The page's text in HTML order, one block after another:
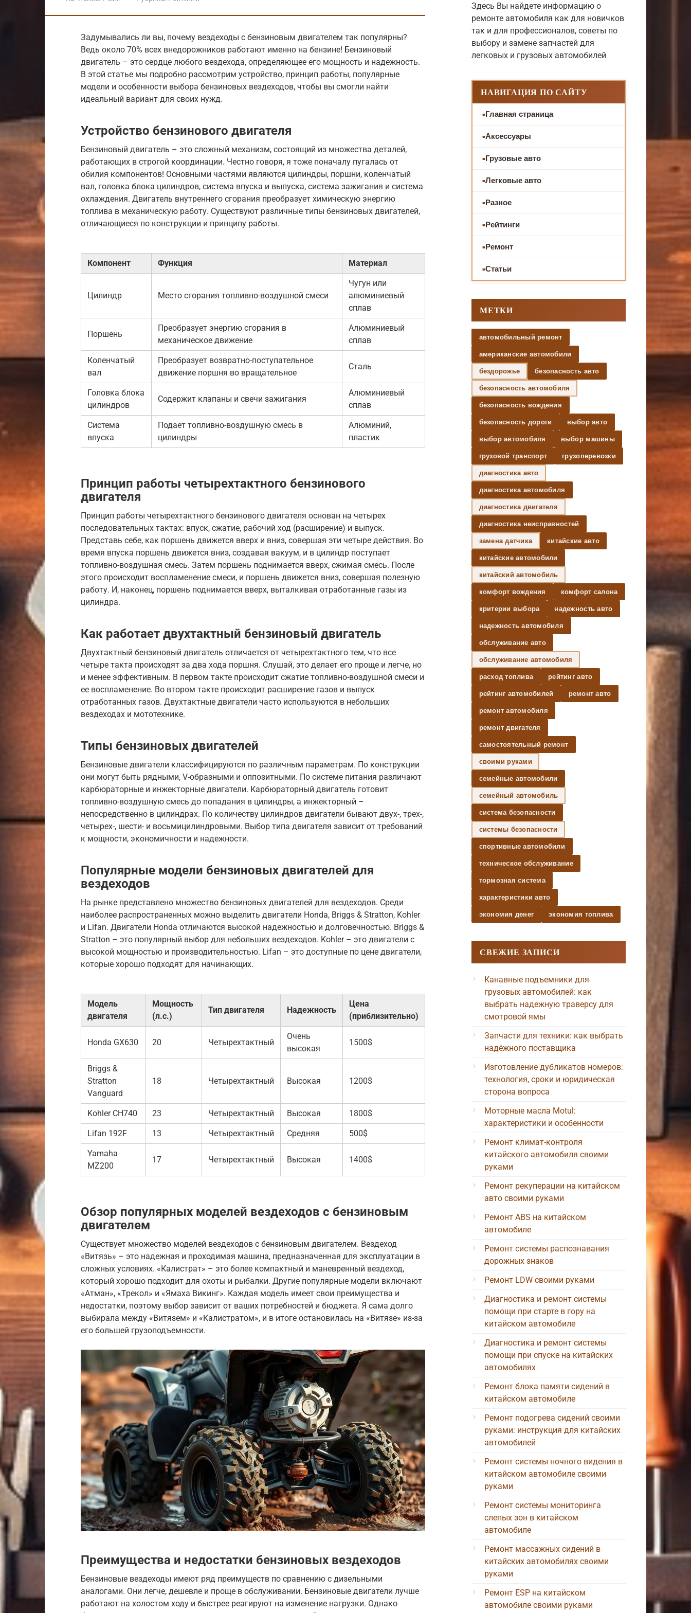
Задумывались ли вы, почему вездеходы с бензиновым двигателем так популярны?
Ведь около 70% всех внедорожников работают именно на бензине! Бензиновый
двигатель – это сердце любого вездехода, определяющее его мощность и надежность.
В этой статье мы подробно рассмотрим устройство, принцип работы, популярные
модели и особенности выбора бензиновых вездеходов, чтобы вы смогли найти
идеальный вариант для своих нужд.
Устройство бензинового двигателя
Бензиновый двигатель – это сложный механизм, состоящий из множества деталей,
работающих в строгой координации. Честно говоря, я тоже поначалу пугалась от
обилия компонентов! Основными частями являются цилиндры, поршни, коленчатый
вал, головка блока цилиндров, система впуска и выпуска, система зажигания и система
охлаждения. Двигатель внутреннего сгорания преобразует химическую энергию
топлива в механическую работу. Существуют различные типы бензиновых двигателей,
отличающиеся по конструкции и принципу работы.
Компонент Функция Материал
Цилиндр Место сгорания топливно-воздушной смеси
Чугун или
алюминиевый
сплав
Поршень
Преобразует энергию сгорания в
механическое движение
Алюминиевый
сплав
Коленчатый
вал
Преобразует возвратно-поступательное
движение поршня во вращательное
Сталь
Головка блока
цилиндров
Содержит клапаны и свечи зажигания
Алюминиевый
сплав
Система
впуска
Подает топливно-воздушную смесь в
цилиндры
Алюминий,
пластик
Принцип работы четырехтактного бензинового
двигателя
Принцип работы четырехтактного бензинового двигателя основан на четырех
последовательных тактах: впуск, сжатие, рабочий ход (расширение) и выпуск.
Представь себе, как поршень движется вверх и вниз, совершая эти четыре действия. Во
время впуска поршень движется вниз, создавая вакуум, и в цилиндр поступает
топливно-воздушная смесь. Затем поршень поднимается вверх, сжимая смесь. После
этого происходит воспламенение смеси, и поршень движется вниз, совершая полезную
работу. И, наконец, поршень поднимается вверх, выталкивая отработанные газы из
цилиндра.
Как работает двухтактный бензиновый двигатель
Двухтактный бензиновый двигатель отличается от четырехтактного тем, что все
четыре такта происходят за два хода поршня. Слушай, это делает его проще и легче, но
и менее эффективным. В первом такте происходит сжатие топливно-воздушной смеси и
ее воспламенение. Во втором такте происходит расширение газов и выпуск
отработанных газов. Двухтактные двигатели часто используются в небольших
вездеходах и мототехнике.
Типы бензиновых двигателей
Бензиновые двигатели классифицируются по различным параметрам. По конструкции
они могут быть рядными, V-образными и оппозитными. По системе питания различают
карбюраторные и инжекторные двигатели. Карбюраторный двигатель готовит
топливно-воздушную смесь до попадания в цилиндры, а инжекторный –
непосредственно в цилиндрах. По количеству цилиндров двигатели бывают двух-, трех-,
четырех-, шести- и восьмицилиндровыми. Выбор типа двигателя зависит от требований
к мощности, экономичности и надежности.
Популярные модели бензиновых двигателей для
вездеходов
На рынке представлено множество бензиновых двигателей для вездеходов. Среди
наиболее распространенных можно выделить двигатели Honda, Briggs & Stratton, Kohler
и Lifan. Двигатели Honda отличаются высокой надежностью и долговечностью. Briggs &
Stratton – это популярный выбор для небольших вездеходов. Kohler – это двигатели с
высокой мощностью и производительностью. Lifan – это доступные по цене двигатели,
которые хорошо подходят для начинающих.
Модель
двигателя
Мощность
(л.с.)
Тип двигателя Надежность
Цена
(приблизительно)
Honda GX630 20 Четырехтактный
Очень
высокая
1500$
Briggs &
Stratton
Vanguard
18 Четырехтактный Высокая 1200$
Kohler CH740 23 Четырехтактный Высокая 1800$
Lifan 192F 13 Четырехтактный Средняя 500$
Yamaha
MZ200
17 Четырехтактный Высокая 1400$
Обзор популярных моделей вездеходов с бензиновым
двигателем
Существует множество моделей вездеходов с бензиновым двигателем. Вездеход
«Витязь» – это надежная и проходимая машина, предназначенная для эксплуатации в
сложных условиях. «Калистрат» – это более компактный и маневренный вездеход,
который хорошо подходит для охоты и рыбалки. Другие популярные модели включают
«Атман», «Трекол» и «Ямаха Викинг». Каждая модель имеет свои преимущества и
недостатки, поэтому выбор зависит от ваших потребностей и бюджета. Я сама долго
выбирала между «Витязем» и «Калистратом», и в итоге остановилась на «Витязе» из-за
его большей грузоподъемности.
Преимущества и недостатки бензиновых вездеходов
Бензиновые вездеходы имеют ряд преимуществ по сравнению с дизельными
аналогами. Они легче, дешевле и проще в обслуживании. Бензиновые двигатели лучше
работают на холостом ходу и быстрее реагируют на изменение нагрузки. Однако
Здесь Вы найдете информацию о
ремонте автомобиля как для новичков
так и для профессионалов, советы по
выбору и замене запчастей для
легковых и грузовых автомобилей
НАВИГАЦИЯ ПО САЙТУ
Главная страница
Аксессуары
Грузовые авто
Легковые авто
Разное
Рейтинги
Ремонт
Статьи
МЕТКИ
автомобильный ремонт
американские автомобили
бездорожье безопасность авто
безопасность автомобиля
безопасность вождения
безопасность дороги выбор авто
выбор автомобиля выбор машины
грузовой транспорт грузоперевозки
диагностика авто
диагностика автомобиля
диагностика двигателя
диагностика неисправностей
замена датчика китайские авто
китайские автомобили
китайский автомобиль
комфорт вождения комфорт салона
критерии выбора надежность авто
надежность автомобиля
обслуживание авто
обслуживание автомобиля
расход топлива рейтинг авто
рейтинг автомобилей ремонт авто
ремонт автомобиля
ремонт двигателя
самостоятельный ремонт
своими руками
семейные автомобили
семейный автомобиль
система безопасности
системы безопасности
спортивные автомобили
техническое обслуживание
тормозная система
характеристики авто
экономия денег экономия топлива
СВЕЖИЕ ЗАПИСИ
Канавные подъемники для
грузовых автомобилей: как
выбрать надежную траверсу для
смотровой ямы
Запчасти для техники: как выбрать
надёжного поставщика
Изготовление дубликатов номеров:
технология, сроки и юридическая
сторона вопроса
Моторные масла Motul:
характеристики и особенности
Ремонт климат-контроля
китайского автомобиля своими
руками
Ремонт рекуперации на китайском
авто своими руками
Ремонт ABS на китайском
автомобиле
Ремонт системы распознавания
дорожных знаков
Ремонт LDW своими руками
Диагностика и ремонт системы
помощи при старте в гору на
китайском автомобиле
Диагностика и ремонт системы
помощи при спуске на китайских
автомобилях
Ремонт блока памяти сидений в
китайском автомобиле
Ремонт подогрева сидений своими
руками: инструкция для китайских
автомобилей
Ремонт системы ночного видения в
китайском автомобиле своими
руками
Ремонт системы мониторинга
слепых зон в китайском
автомобиле
Ремонт массажных сидений в
китайских автомобилях своими
руками
Ремонт ESP на китайском
автомобиле своими руками